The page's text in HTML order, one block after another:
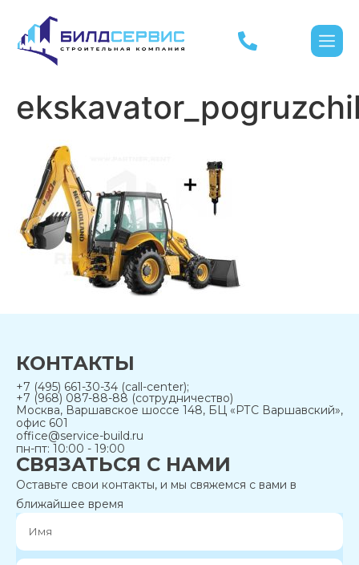
КОНТАКТЫ
+7 (495) 661-30-34 (call-center);
+7 (968) 087-88-88 (сотрудничество)
Москва, Варшавское шоссе 148, БЦ «РТС Варшавский»,
офис 601
office@service-build.ru
пн-пт: 10:00 - 19:00
СВЯЗАТЬСЯ С НАМИ
Оставьте свои контакты, и мы свяжемся с вами в
ближайшее время